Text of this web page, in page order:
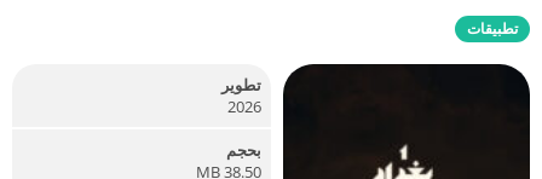
تطبيقات
تطوير
2026
بحجم
38.50 MB